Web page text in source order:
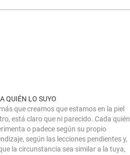
QUIÉN LO SUYO
que creamos que estamos en la piel
está claro que ni parecido. Cada quién
o padece según su propio
según las lecciones pendientes y,
la circunstancia sea similar a la tuya,